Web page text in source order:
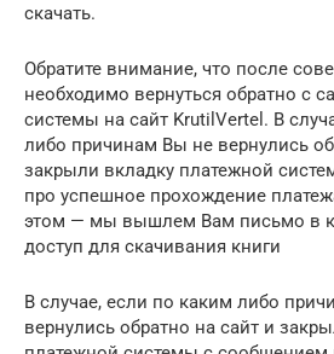
скачать.
Обратите внимание, что после
необходимо вернуться обратно с
системы на сайт KrutilVertel. В
либо причинам Вы не вернулись
закрыли вкладку платежной
про успешное прохождение
этом — мы вышлем Вам письмо в
доступ для скачивания книги
В случае, если по каким либо
вернулись обратно на сайт и